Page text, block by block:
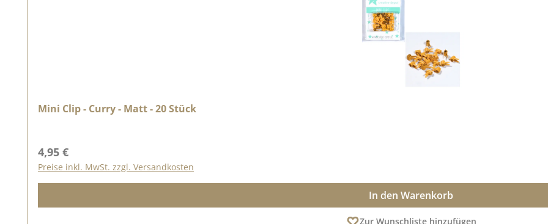
Mini Clip - Curry - Matt - 20 Stück
Regulärer Preis:
4,95 €
Preise inkl. MwSt. zzgl. Versandkosten
In den Warenkorb
Zur Wunschliste hinzufügen